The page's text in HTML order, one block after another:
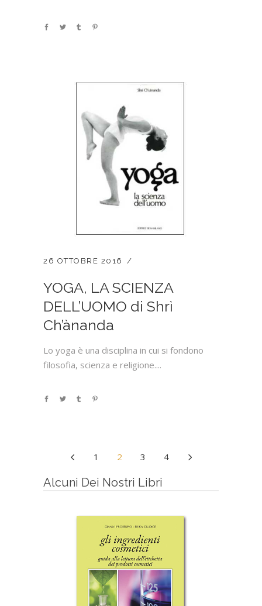
26 OTTOBRE 2016
YOGA, LA SCIENZA
DELL’UOMO di Shrì
Ch’ànanda
Lo yoga è una disciplina in cui si fondono
filosofia, scienza e religione....
1 2 3 4
Alcuni Dei Nostri Libri